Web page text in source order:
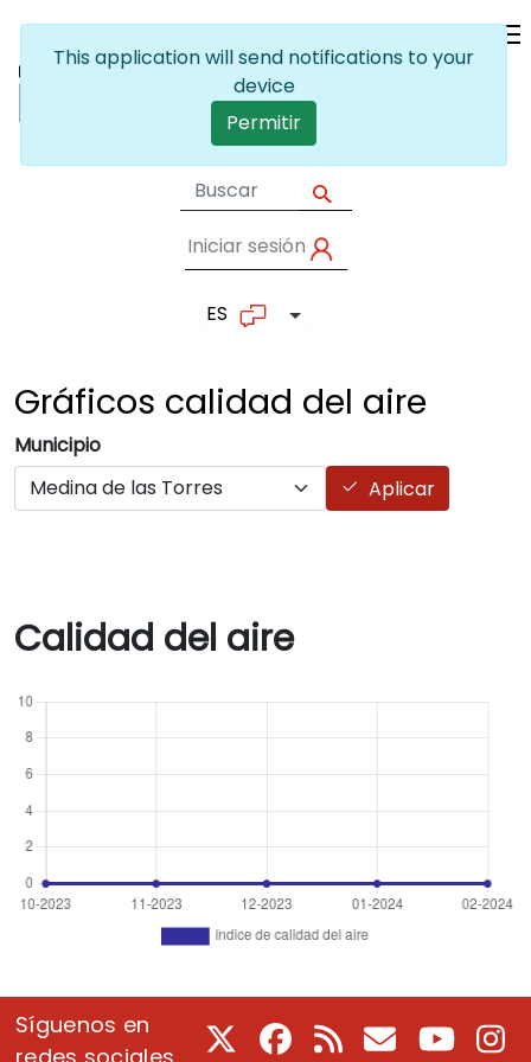
User account
Iniciar sesión
ES Lista adicional de
Gráficos calidad del aire
Municipio
Aplicar
Calidad del aire
Síguenos en
Facebook
RSS CorreoYoutube
This application will send notifications to your
device
Permitir